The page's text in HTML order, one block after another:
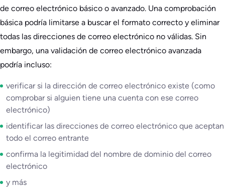
de correo electrónico básico o avanzado. Una comprobación
básica podría limitarse a buscar el formato correcto y eliminar
todas las direcciones de correo electrónico no válidas. Sin
embargo, una validación de correo electrónico avanzada
podría incluso:
verificar si la dirección de correo electrónico existe (como
comprobar si alguien tiene una cuenta con ese correo
electrónico)
identificar las direcciones de correo electrónico que aceptan
todo el correo entrante
confirma la legitimidad del nombre de dominio del correo
electrónico
y más